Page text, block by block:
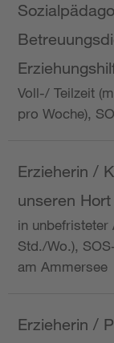
Voll-/ Teilzeit
pro Woche),
Erzieherin /
unseren Hort
in unbefristeter
Std./Wo.),
am Ammersee
Erzieherin /